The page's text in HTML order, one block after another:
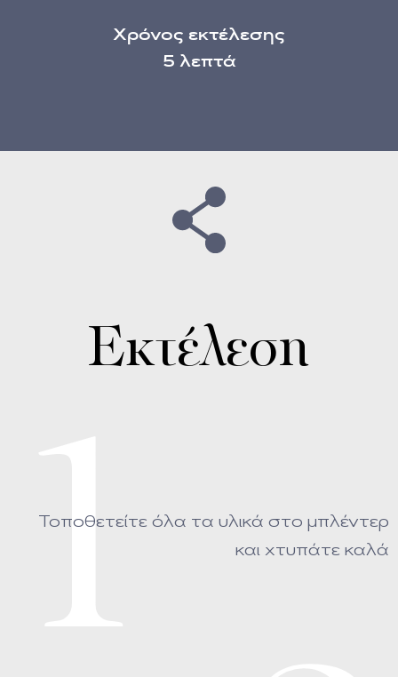
Χρόνος εκτέλεσης
5 λεπτά
Εκτέλεση
1
Τοποθετείτε όλα τα υλικά στο μπλέντερ
και χτυπάτε καλά